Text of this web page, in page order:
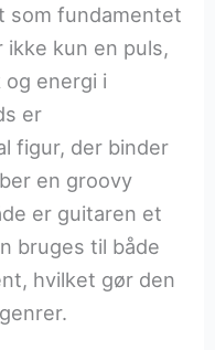
som fundamentet
kun en puls,
og energi i
er
figur, der binder
en groovy
er guitaren et
bruges til både
hvilket gør den